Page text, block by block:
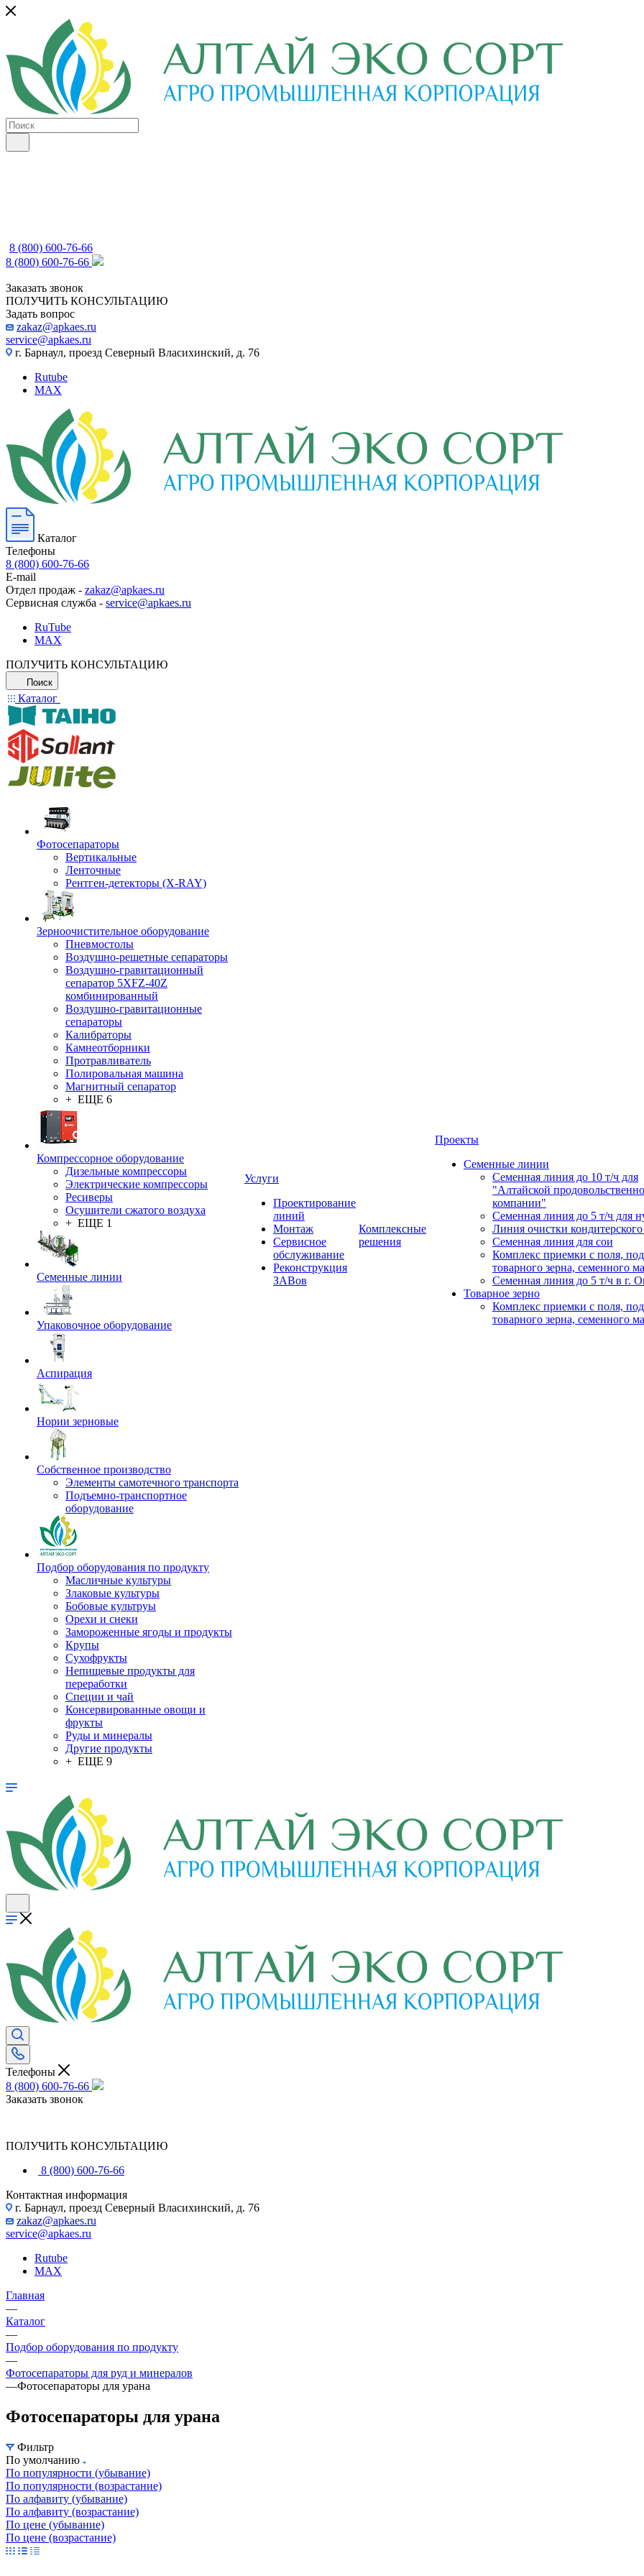
8 (800) 600-76-66
8 (800) 600-76-66
Заказать звонок
ПОЛУЧИТЬ КОНСУЛЬТАЦИЮ
Задать вопрос
zakaz@apkaes.ru
service@apkaes.ru
г. Барнаул, проезд Северный Власихинский, д. 76
Rutube
MAX
Каталог
Телефоны
8 (800) 600-76-66
E-mail
Отдел продаж - zakaz@apkaes.ru
Сервисная служба - service@apkaes.ru
RuTube
MAX
ПОЛУЧИТЬ КОНСУЛЬТАЦИЮ
Поиск
Каталог
Фотосепараторы
Вертикальные
Ленточные
Рентген-детекторы (X-RAY)
Зерноочистительное оборудование
Пневмостолы
Воздушно-решетные сепараторы
Воздушно-гравитационный
сепаратор 5XFZ-40Z
комбинированный
Воздушно-гравитационные
сепараторы
Калибраторы
Камнеотборники
Протравливатель
Полировальная машина
Магнитный сепаратор
+ ЕЩЕ 6
Компрессорное оборудование
Дизельные компрессоры
Электрические компрессоры
Ресиверы
Осушители сжатого воздуха
+ ЕЩЕ 1
Семенные линии
Упаковочное оборудование
Аспирация
Нории зерновые
Собственное производство
Элементы самотечного транспорта
Подъемно-транспортное
оборудование
Подбор оборудования по продукту
Масличные культуры
Злаковые культуры
Бобовые культруы
Орехи и снеки
Замороженные ягоды и продукты
Крупы
Сухофрукты
Непищевые продукты для
переработки
Специи и чай
Консервированные овощи и
фрукты
Руды и минералы
Другие продукты
+ ЕЩЕ 9
Услуги
Проектирование
линий
Монтаж
Сервисное
обслуживание
Реконструкция
ЗАВов
Комплексные
решения
Проекты
Семенные линии
Семенная линия до 10 т/ч для
"Алтайской
компании"
Семенная линия до 5 т/ч для
Линия очистки кондитерского
Семенная линия для сои
Комплекс приемки с поля,
товарного зерна, семенного
Семенная линия до 5 т/ч в г.
Товарное зерно
Комплекс приемки с поля,
товарного зерна, семенного
Телефоны
8 (800) 600-76-66
Заказать звонок
ПОЛУЧИТЬ КОНСУЛЬТАЦИЮ
8 (800) 600-76-66
Контактная информация
г. Барнаул, проезд Северный Власихинский, д. 76
zakaz@apkaes.ru
service@apkaes.ru
Rutube
MAX
Главная
—
Каталог
—
Подбор оборудования по продукту
—
Фотосепараторы для руд и минералов
—Фотосепараторы для урана
Фотосепараторы для урана
Фильтр
По умолчанию
По популярности (убывание)
По популярности (возрастание)
По алфавиту (убывание)
По алфавиту (возрастание)
По цене (убывание)
По цене (возрастание)